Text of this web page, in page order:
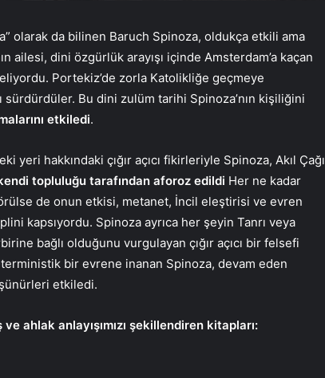
olarak da bilinen Baruch Spinoza, oldukça etkili ama
ailesi, dini özgürlük arayışı içinde Amsterdam’a kaçan
Portekiz’de zorla Katolikliğe geçmeye
sürdürdüler. Bu dini zulüm tarihi Spinoza’nın kişiliğini
etkiledi.
yeri hakkındaki çığır açıcı fikirleriyle Spinoza, Akıl Çağı
topluluğu tarafından aforoz edildi Her ne kadar
de onun etkisi, metanet, İncil eleştirisi ve evren
kapsıyordu. Spinoza ayrıca her şeyin Tanrı veya
bağlı olduğunu vurgulayan çığır açıcı bir felsefi
bir evrene inanan Spinoza, devam eden
etkiledi.
ahlak anlayışımızı şekillendiren kitapları: